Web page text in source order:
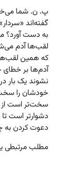
پ. ن. شما
گفته‌اند
به دست آورد؟
لقب‌ها آدم
که همین
آدم‌ها بر خطای
نشوند یک بار
خودشان را
سخت‌تر است
دشوارتر است
دعوت کردن به
مطلب مرتبطی